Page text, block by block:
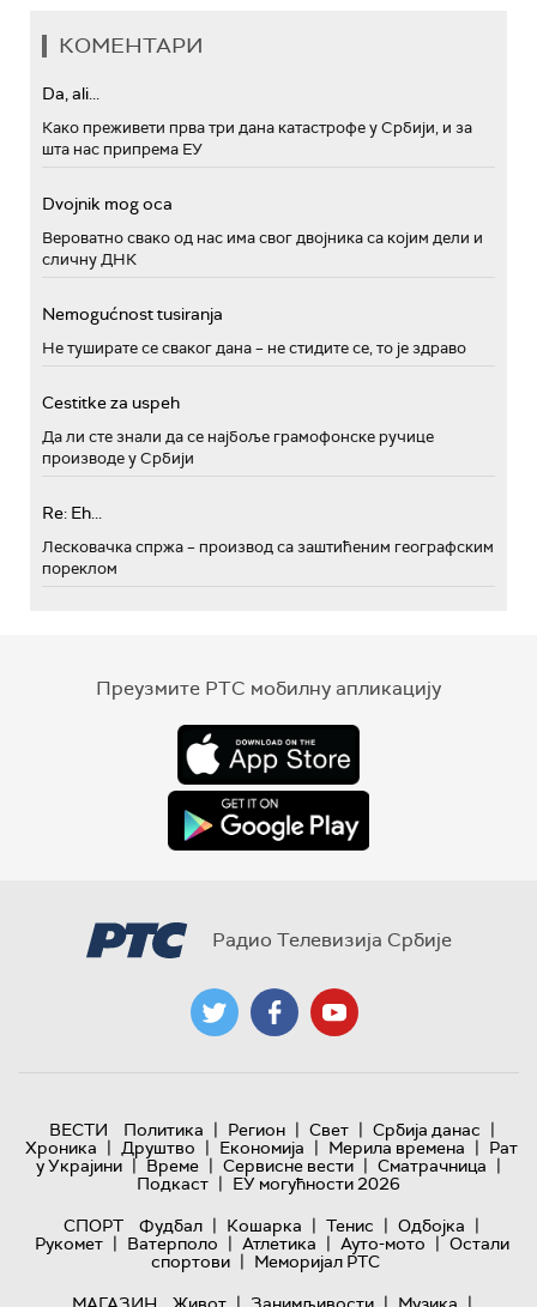
КОМЕНТАРИ
Da, ali...
Како преживети прва три дана катастрофе у Србији, и за
шта нас припрема ЕУ
Dvojnik mog oca
Вероватно свако од нас има свог двојника са којим дели и
сличну ДНК
Nemogućnost tusiranja
Не туширате се сваког дана – не стидите се, то је здраво
Cestitke za uspeh
Да ли сте знали да се најбоље грамофонске ручице
производе у Србији
Re: Eh...
Лесковачка спржа – производ са заштићеним географским
пореклом
Преузмите РТС мобилну апликацију
Радио Телевизија Србије
ВЕСТИ Политика | Регион | Свет | Србија данас |
Хроника | Друштво | Економија | Мерила времена | Рат
у Украјини | Време | Сервисне вести | Сматрачница |
Подкаст | ЕУ могућности 2026
СПОРТ
Фудбал | Кошарка | Тенис | Одбојка |
Рукомет | Ватерполо | Атлетика | Ауто-мото | Остали
спортови | Меморијал РТС